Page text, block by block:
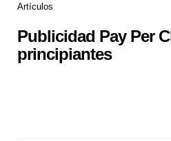
Artículos
Publicidad Pay Per
principiantes